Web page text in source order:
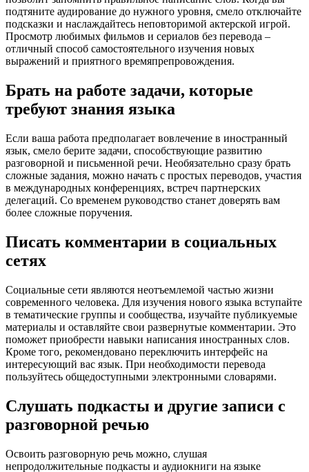
подтяните аудирование до нужного уровня, смело отключайте
подсказки и наслаждайтесь неповторимой актерской игрой.
Просмотр любимых фильмов и сериалов без перевода –
отличный способ самостоятельного изучения новых
выражений и приятного времяпрепровождения.
Брать на работе задачи, которые
требуют знания языка
Если ваша работа предполагает вовлечение в иностранный
язык, смело берите задачи, способствующие развитию
разговорной и письменной речи. Необязательно сразу брать
сложные задания, можно начать с простых переводов, участия
в международных конференциях, встреч партнерских
делегаций. Со временем руководство станет доверять вам
более сложные поручения.
Писать комментарии в социальных
сетях
Социальные сети являются неотъемлемой частью жизни
современного человека. Для изучения нового языка вступайте
в тематические группы и сообщества, изучайте публикуемые
материалы и оставляйте свои развернутые комментарии. Это
поможет приобрести навыки написания иностранных слов.
Кроме того, рекомендовано переключить интерфейс на
интересующий вас язык. При необходимости перевода
пользуйтесь общедоступными электронными словарями.
Слушать подкасты и другие записи с
разговорной речью
Освоить разговорную речь можно, слушая
непродолжительные подкасты и аудиокниги на языке